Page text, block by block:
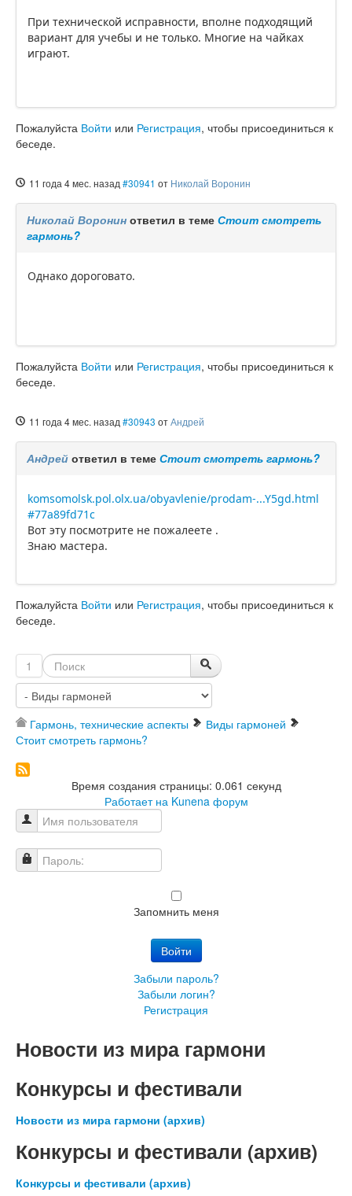
При технической исправности, вполне подходящий
вариант для учебы и не только. Многие на чайках
играют.
Пожалуйста Войти или Регистрация, чтобы присоединиться к
беседе.
11 года 4 мес. назад #30941 от Николай Воронин
Николай Воронин ответил в теме Стоит смотреть
гармонь?
Однако дороговато.
Пожалуйста Войти или Регистрация, чтобы присоединиться к
беседе.
11 года 4 мес. назад #30943 отАндрей
Андрей ответил в теме Стоит смотреть гармонь?
komsomolsk.pol.olx.ua/obyavlenie/prodam-...Y5gd.html
#77a89fd71c
Вот эту посмотрите не пожалеете .
Знаю мастера.
Пожалуйста Войти или Регистрация, чтобы присоединиться к
беседе.
1
Гармонь, технические аспекты
Виды гармоней
Стоит смотреть гармонь?
Время создания страницы: 0.061 секунд
Работает на Kunena форум
Имя пользователя
Пароль:
Запомнить меня
Войти
Забыли пароль?
Забыли логин?
Регистрация
Новости из мира гармони
Конкурсы и фестивали
Новости из мира гармони (архив)
Конкурсы и фестивали (архив)
Конкурсы и фестивали (архив)